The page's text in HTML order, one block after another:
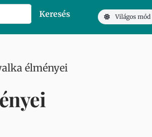
Keresés Világos mód
élményei